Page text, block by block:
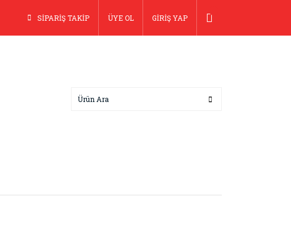
SİPARİŞ TAKİP ÜYE OL GİRİŞ YAP